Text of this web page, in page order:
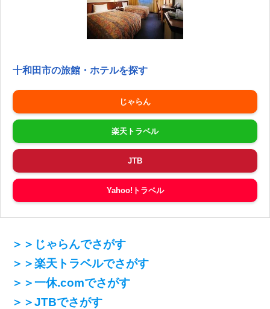
十和田市の旅館・ホテルを探す
じゃらん
楽天トラベル
JTB
Yahoo!トラベル
＞＞じゃらんでさがす
＞＞楽天トラベルでさがす
＞＞一休.comでさがす
＞＞JTBでさがす